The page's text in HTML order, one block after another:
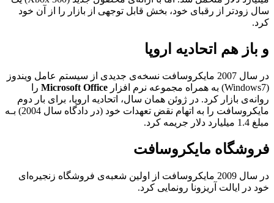
سال زودتر از رقبای خود، بخش قابل توجهی از بازار را از آن خود
کرد.
و باز هم اتحادیه اروپا
در سال 2007 مایکروسافت نسخه‌ی جدیدی از سیستم عامل ویندوز
(Windows7) به همراه مجموعه نرم افزار
Microsoft Office را
روانه‌ی بازار کرد. در ژوئن همان سال، اتحادیه اروپا، برای بار دوم
مایکروسافت را به اتهام نقض تعهدات خود (در دادگاه سال 2004) بـه
مبلغ 1.4 میلیارد دلار جریمه کرد.
فروشگاه مایکروسافت
در سال 2009 مایکروسافت از اولین شعبه‌ی فروشگاه زنجیره‌ای
خود در ایالت آریزونا رونمایی کرد.